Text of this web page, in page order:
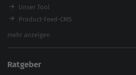
Workshops
Unser Tool
Product-Feed-CMS
Website Analyse
Backlink-Check
mehr anzeigen
Ratgeber